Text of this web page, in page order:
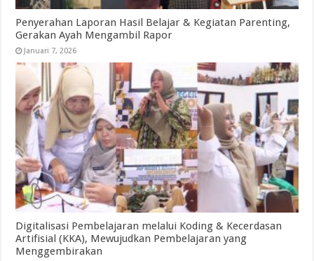
Penyerahan Laporan Hasil Belajar & Kegiatan Parenting,
Gerakan Ayah Mengambil Rapor
Januari 7, 2026
Digitalisasi Pembelajaran melalui Koding & Kecerdasan
Artifisial (KKA), Mewujudkan Pembelajaran yang
Menggembirakan